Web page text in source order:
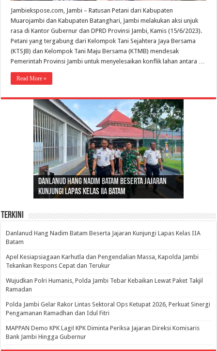
Jambiekspose.com, Jambi – Ratusan Petani dari Kabupaten
Muarojambi dan Kabupaten Batanghari, Jambi melakukan aksi unjuk
rasa di Kantor Gubernur dan DPRD Provinsi Jambi, Kamis (15/6/2023).
Petani yang tergabung dari Kelompok Tani Sejahtera Jaya Bersama
(KTSJB) dan Kelompok Tani Maju Bersama (KTMB) mendesak
Pemerintah Provinsi Jambi untuk menyelesaikan konflik lahan antara …
Read More »
Danlanud Hang Nadim Batam Beserta Jajaran
Kunjungi Lapas Kelas IIA Batam
Silaturahmi dan Reses Komite I DPD RI di Polda
Jambi Bahas Sinergitas Penanganan Narkotika
Gubernur Al Haris: Lomba Cerdas Cermat Sarana
Edukasi Pembentukan Karakter Generasi
Penerus
Gubernur Al Haris Dorong Koperasi Merah Putih
Cepat Beroperasi Agar Bisa Layani Masyarakat
Penuhi Kebutuhannya
Sosok Fenomenal yang Menggetarkan
Nusantara: Ratu Wangsa, Wanita Berkelas
dengan Pengaruh Internasional
Terkini
Danlanud Hang Nadim Batam Beserta Jajaran Kunjungi Lapas Kelas IIA
Batam
Apel Kesiapsiagaan Karhutla dan Pengendalian Massa, Kapolda Jambi
Tekankan Respons Cepat dan Terukur
Wujudkan Polri Humanis, Polda Jambi Tebar Kebaikan Lewat Paket Takjil
Ramadan
Polda Jambi Gelar Rakor Lintas Sektoral Ops Ketupat 2026, Perkuat Sinergi
Pengamanan Ramadhan dan Idul Fitri
‎MAPPAN Demo KPK Lagi! KPK Diminta Periksa Jajaran Direksi Komisaris
Bank Jambi Hingga Gubernur ‎